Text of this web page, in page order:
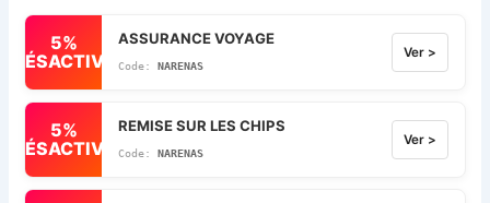
5%
DÉSACTIVÉ
ASSURANCE VOYAGE
NARENAS
Ver >
5%
DÉSACTIVÉ
REMISE SUR LES CHIPS
NARENAS
Ver >